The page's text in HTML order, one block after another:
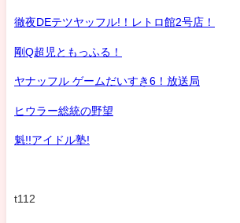
徹夜DEテツヤッフル!！レトロ館2号店！
剛Q超児ともっふる！
ヤナッフル ゲームだいすき6！放送局
ヒウラー総統の野望
魁!!アイドル塾!
t112